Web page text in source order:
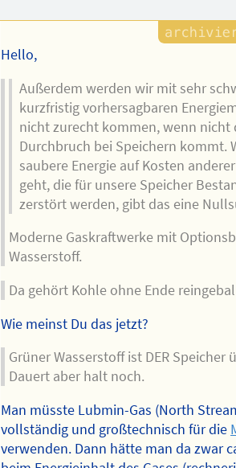
Hello,
Außerdem werden wir mit sehr
kurzfristig vorhersagbaren
nicht zurecht kommen, wenn nicht
Durchbruch bei Speichern kommt.
saubere Energie auf Kosten
geht, die für unsere Speicher
zerstört werden, gibt das eine
Moderne Gaskraftwerke mit
Wasserstoff.
Da gehört Kohle ohne Ende
Wie meinst Du das jetzt?
Grüner Wasserstoff ist DER Speicher
Dauert aber halt noch.
Man müsste Lubmin-Gas (North
vollständig und großtechnisch für die
verwenden. Dann hätte man da zwar